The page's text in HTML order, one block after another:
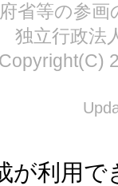
省等の参
独立行政法
が利用